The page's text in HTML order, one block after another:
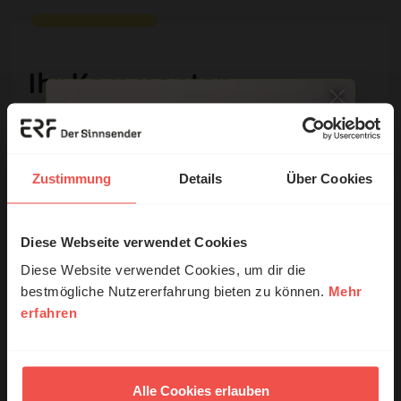
Zustimmung Details Über Cookies
Diese Webseite verwendet Cookies
Diese Website verwendet Cookies, um dir die
bestmögliche Nutzererfahrung bieten zu können. Mehr
erfahren
Alle Cookies erlauben
Ihr Kommentar
Kommentar:
© Ruth Schneider / ERF